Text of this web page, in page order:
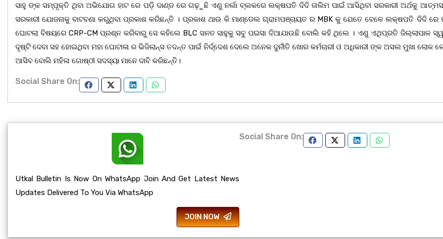
ସାହୁ ଙ୍କ ସମ୍ପୃକ୍ତି ଥିବା ଅଭିଯୋଗ ହାଟ ରେ ପଡ଼ି ଦାଣ୍ଡ ରେ ଗଢ଼ୁଛି ଏଣୁ ନର୍ଲା ବ୍ଲକରେ ଲକ୍ଷପତି ଦିଦି ତାଲିମ ପାଇଁ ଆସିଥିବା ସରକାରୀ ଅର୍ଥକୁ
ସରକାରୀ ଯୋଜନାକୁ ବାଟବଣା କରୁଥିବା ପ୍ରକାଶ କରିଛନ୍ତି । ପ୍ରକାଶ ଥାଉ କି ମାଣ୍ଡେଲ ଗ୍ରାମପଞ୍ଚାୟତ ର MBK କୁ ଯେତେ ବେଳେ ଲକ୍ଷପତି ଦିଦି ରେ
ଘୋଟଲା ବିଷୟରେ CRP-CM ପ୍ରଶ୍ନ କରିବାରୁ ସେ କହିଲେ BLC ସନତ ସାହୁକୁ ସବୁ ପଇସା ଦିଆଯାଉଛି ବୋଲି କହି ଥିଲେ । ଏଣୁ ଏଥିପ୍ରତି ଜିଲ୍ଲାପାଳ
ଦୃଷ୍ଟି ଦେବା ସହ ହୋଇଥିବା ମହା ଘୋଟାଳା ର ଭିଜିଲାନ୍ସ ତଦନ୍ତ ପାଇଁ ନିର୍ଦ୍ଦେଶ ଦେଲେ ଅନେକ ଦୁର୍ନୀତି ଖୋର କର୍ମଚାରୀ ଓ ଅଧିକାରୀ ଙ୍କ ଅସଲ ମୁଖା ଲୋକ
ଆସିବ ବୋଲି ମହିଳା ଗୋଷ୍ଠୀ ସଦସ୍ୟା ମାନେ ଦାବି କରିଛନ୍ତି।
Social Share On:
Utkal Bulletin Is Now On WhatsApp Join And Get Latest News
Updates Delivered To You Via WhatsApp
JOIN NOW
Social Share On: